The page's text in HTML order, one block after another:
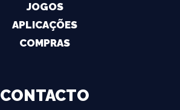
JOGOS
APLICAÇÕES
COMPRAS
CONTACTO